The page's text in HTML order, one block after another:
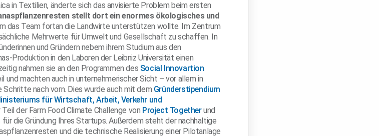
in Textilien, änderte sich das anvisierte Problem beim ersten
stellt dort ein enormes ökologisches und
das Team fortan die Landwirte unterstützen wollte. Im Zentrum
Mehrwerte für Umwelt und Gesellschaft zu schaffen. In
und Gründern nebem ihrem Studium aus den
Produktion in den Laboren der Leibniz Universität einen
nahmen sie an den Programmen des Social Innovartion
und machten auch in unternehmerischer Sicht – vor allem in
nach vorn. Dies wurde auch mit dem Gründerstipendium
für Wirtschaft, Arbeit, Verkehr und
der Farm Food Climate Challenge von Project Togetherund
die Gründung Ihres Startups. Außerdem steht der nachhaltige
und die technische Realisierung einer Pilotanlage